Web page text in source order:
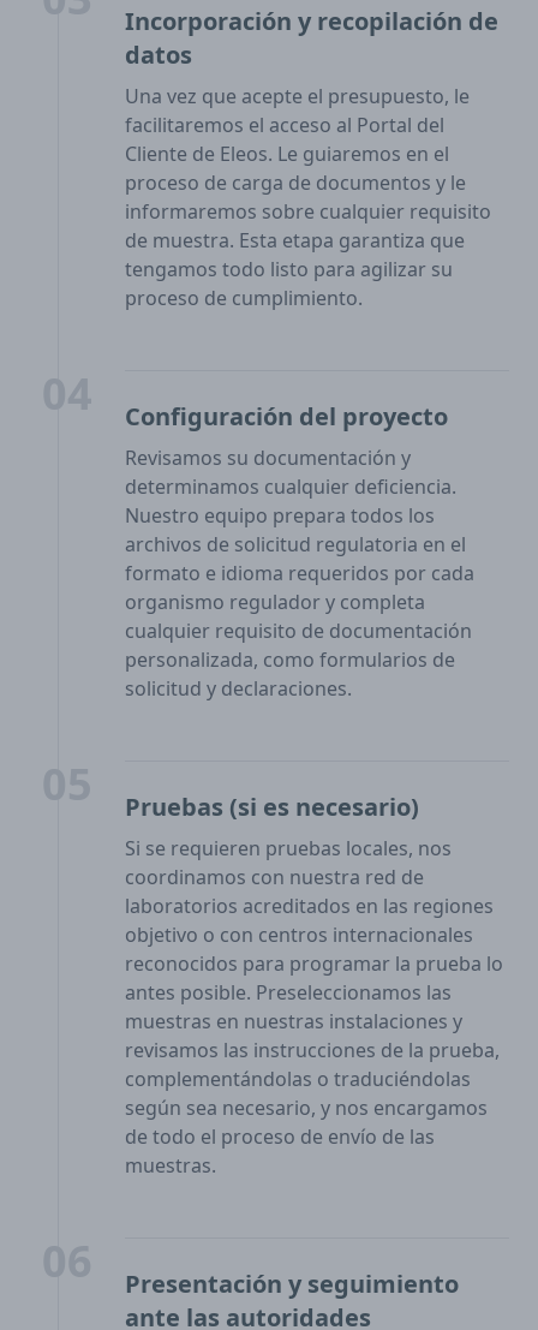
Incorporación y recopilación de
datos
Una vez que acepte el presupuesto, le
facilitaremos el acceso al Portal del
Cliente de Eleos. Le guiaremos en el
proceso de carga de documentos y le
informaremos sobre cualquier requisito
de muestra. Esta etapa garantiza que
tengamos todo listo para agilizar su
proceso de cumplimiento.
Configuración del proyecto
Revisamos su documentación y
determinamos cualquier deficiencia.
Nuestro equipo prepara todos los
archivos de solicitud regulatoria en el
formato e idioma requeridos por cada
organismo regulador y completa
cualquier requisito de documentación
personalizada, como formularios de
solicitud y declaraciones.
Pruebas (si es necesario)
Si se requieren pruebas locales, nos
coordinamos con nuestra red de
laboratorios acreditados en las regiones
objetivo o con centros internacionales
reconocidos para programar la prueba lo
antes posible. Preseleccionamos las
muestras en nuestras instalaciones y
revisamos las instrucciones de la prueba,
complementándolas o traduciéndolas
según sea necesario, y nos encargamos
de todo el proceso de envío de las
muestras.
Presentación y seguimiento
ante las autoridades